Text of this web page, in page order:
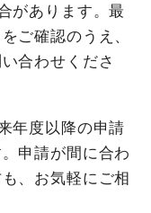
があります。最
ご確認のうえ、
合わせくださ
年度以降の申請
申請が間に合わ
、お気軽にご相